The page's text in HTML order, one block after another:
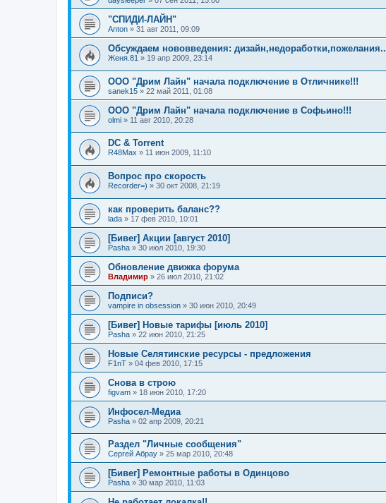
"СПИДИ-ЛАЙН"
Anton » 31 авг 2011, 09:09
Обсуждаем нововведения: дизайн,недоработки,пожелания..
Женя.81 » 19 апр 2009, 23:14
ООО "Дрим Лайн" начала подключение в Отличнике!!!
sanek15 » 22 май 2011, 01:08
ООО "Дрим Лайн" начала подключение в Софьино!!!
olmi » 11 авг 2010, 20:28
DC & Torrent
R48Max » 11 июн 2009, 11:10
Вопрос про скорость
Recorder=) » 30 окт 2008, 21:19
как проверить баланс??
lada » 17 фев 2010, 10:01
[Бивег] Акции [август 2010]
Pasha » 30 июл 2010, 19:30
Обновление движка форума
Владимир » 26 июл 2010, 21:02
Подписи?
vampire in obsession » 30 июн 2010, 20:49
[Бивег] Новые тарифы [июль 2010]
Pasha » 22 июн 2010, 21:25
Новые Селятинские ресурсы - предложения
F1nT » 04 фев 2010, 17:15
Снова в строю
figvam » 18 июн 2010, 17:20
Инфосел-Медиа
Pasha » 02 апр 2009, 20:21
Раздел "Личные сообщения"
Сергей Абрау » 25 мар 2010, 20:48
[Бивег] Ремонтные работы в Одинцово
Pasha » 30 мар 2010, 11:03